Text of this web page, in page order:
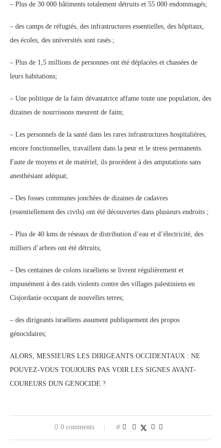
– Plus de 30 000 bâtiments totalement détruits et 55 000 endommagés;
– des camps de réfugiés, des infrastructures essentielles, des hôpitaux,
des écoles, des universités sont rasés ;
– Plus de 1,5 millions de personnes ont été déplacées et chassées de
leurs habitations;
– Une politique de la faim dévastatrice affame toute une population, des
dizaines de nourrissons meurent de faim;
– Les personnels de la santé dans les rares infrastructures hospitalières,
encore fonctionnelles, travaillent dans la peur et le stress permanents.
Faute de moyens et de matériel, ils procèdent à des amputations sans
anesthésiant adéquat;
– Des fosses communes jonchées de dizaines de cadavres
(essentiellement des civils) ont été découvertes dans plusieurs endroits ;
– Plus de 40 kms de réseaux de distribution d’eau et d’électricité, des
milliers d’arbres ont été détruits;
– Des centaines de colons israéliens se livrent régulièrement et
impunément à des raids violents contre des villages palestiniens en
Cisjordanie occupant de nouvelles terres;
– des dirigeants israéliens assument publiquement des propos
génocidaires;
ALORS, MESSIEURS LES DIRIGEANTS OCCIDENTAUX : NE
POUVEZ-VOUS TOUJOURS PAS VOIR LES SIGNES AVANT-
COUREURS DUN GENOCIDE ?
0 comments 0